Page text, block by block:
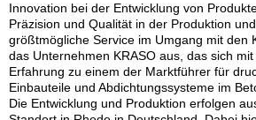
Innovation bei der Entwicklung von
Präzision und Qualität in der Produktion
größtmögliche Service im Umgang mit den
das Unternehmen KRASO aus, das sich
Erfahrung zu einem der Marktführer für
Einbauteile und Abdichtungssysteme im
Die Entwicklung und Produktion erfolgen